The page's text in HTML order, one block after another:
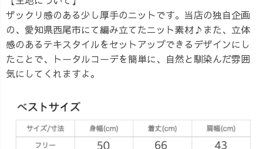
ザックリ感のある少し厚手のニットです。当店の独自企画
の、愛知県西尾市にて編み立てたニット素材♪また、立体
感のあるテキスタイルをセットアップできるデザインにし
たことで、トータルコーデを簡単に、自然と馴染んだ雰囲
気にしてくれますよ。